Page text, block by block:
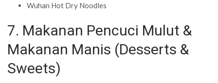
Wuhan Hot Dry Noodles
7. Makanan Pencuci Mulut &
Makanan Manis (Desserts &
Sweets)